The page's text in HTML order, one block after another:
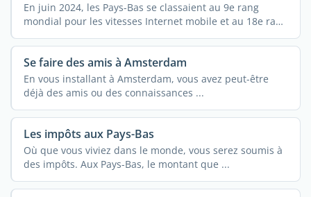
En juin 2024, les Pays-Bas se classaient au 9e rang
mondial pour les vitesses Internet mobile et au 18e rang
...
Se faire des amis à Amsterdam
En vous installant à Amsterdam, vous avez peut-être
déjà des amis ou des connaissances ...
Les impôts aux Pays-Bas
Où que vous viviez dans le monde, vous serez soumis à
des impôts. Aux Pays-Bas, le montant que ...